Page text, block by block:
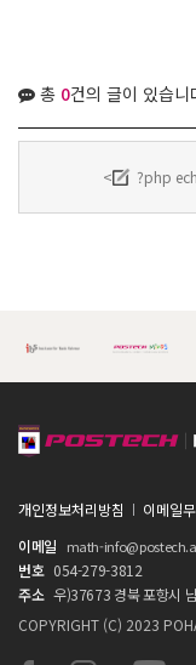
총 0건의 글이 있습니
< ?php
개인정보처리방침 이메일
이메일
math-
번호 054-279-3812
주소 우)37673 경북 포항시
COPYRIGHT (C) 2023